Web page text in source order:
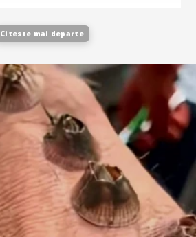
Citeste mai departe